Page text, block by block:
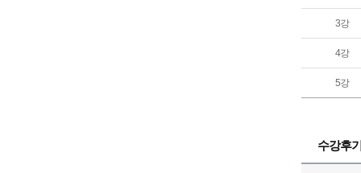
3강
4강
5강
수강후